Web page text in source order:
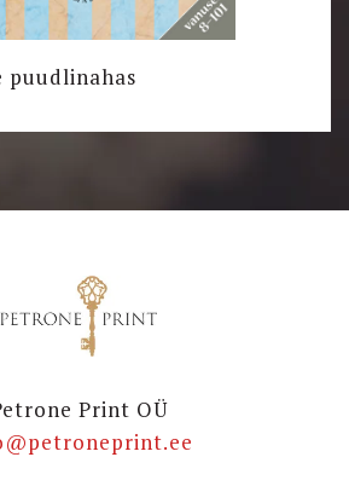
puudlinahas
Print OÜ